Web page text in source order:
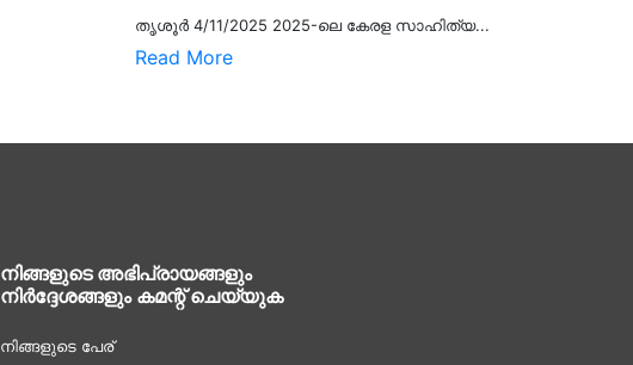
തൃശൂര്‍ 4/11/2025 2025-ലെ കേരള സാഹിത്യ...
Read More
നിങ്ങളുടെ അഭിപ്രായങ്ങളും
നിർദ്ദേശങ്ങളും കമന്റ് ചെയ്യുക
നിങ്ങളുടെ പേര്